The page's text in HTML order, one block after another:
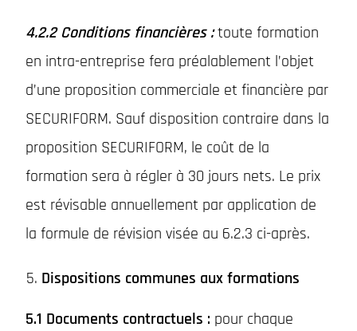
4.2.2 Conditions financières :toute formation
en intra-entreprise fera préalablement l’objet
d’une proposition commerciale et financière par
SECURIFORM. Sauf disposition contraire dans la
proposition SECURIFORM, le coût de la
formation sera à régler à 30 jours nets. Le prix
est révisable annuellement par application de
la formule de révision visée au 6.2.3 ci-après.
Dispositions communes aux formations
5.1 Documents contractuels : pour chaque